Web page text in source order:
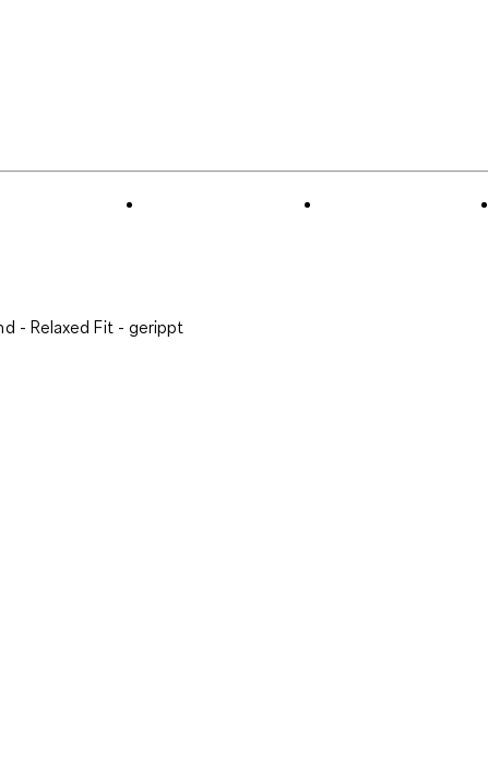
- Relaxed Fit - gerippt